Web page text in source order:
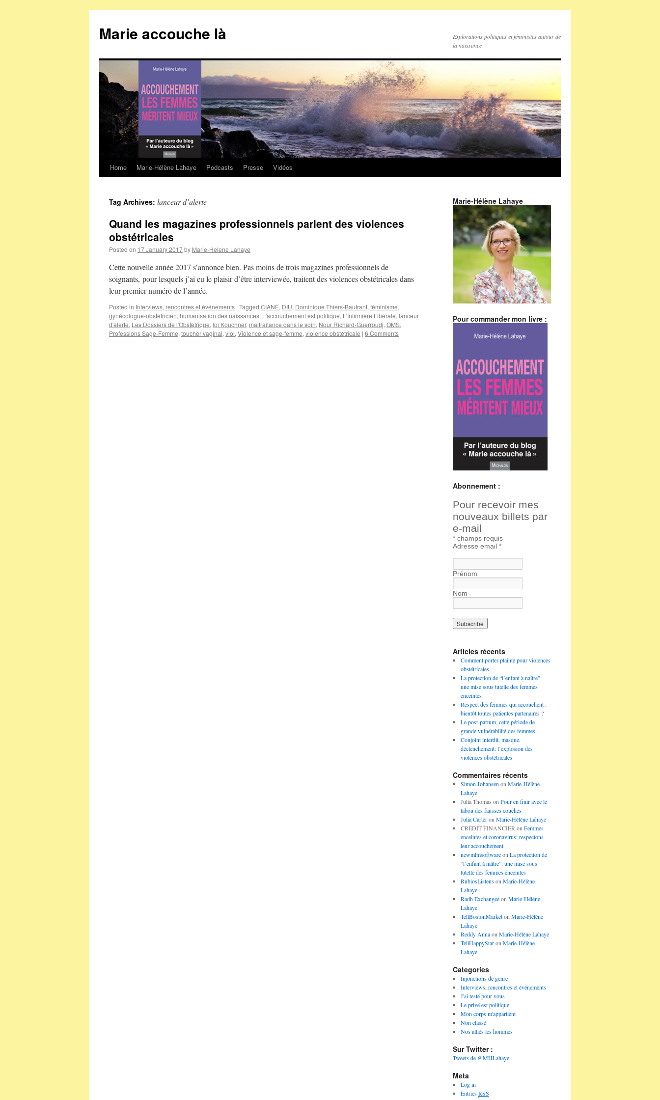
Marie accouche là
Explorations politiques et féministes autour de
la naissance
Skip
content
Home Marie-Hélène Lahaye Podcasts Presse Vidéos
Tag Archives: lanceur d’alerte
Quand les magazines professionnels parlent des violences
obstétricales
Posted on 17 January 2017by Marie-Helene Lahaye
Cette nouvelle année 2017 s’annonce bien. Pas moins de trois magazines professionnels de
soignants, pour lesquels j’ai eu le plaisir d’être interviewée, traitent des violences obstétricales dans
leur premier numéro de l’année.
Posted in Interviews, rencontres et événements | Tagged CIANE, DIU, Dominique Thiers-Bautrant, féminisme,
gynécologue-obstétricien, humanisation des naissances, L'accouchement est politique, L'Infirmière Libérale, lanceur
d'alerte, Les Dossiers de l'Obstétrique, loi Kouchner, maltraitance dans le soin, Nour Richard-Guerroudj, OMS,
Professions Sage-Femme, toucher vaginal, viol, Violence et sage-femme, violence obstétricale | 6 Comments
Marie-Hélène Lahaye
Pour commander mon livre :
Abonnement :
Pour recevoir mes
nouveaux billets par
e-mail
* champs requis
Adresse email *
Prénom
Nom
Articles récents
Comment porter plainte pour violences
obstétricales
La protection de “l’enfant à naître”:
une mise sous tutelle des femmes
enceintes
Respect des femmes qui accouchent :
bientôt toutes patientes partenaires ?
Le post-partum, cette période de
grande vulnérabilité des femmes
Conjoint interdit, masque,
déclenchement: l’explosion des
violences obstétricales
Commentaires récents
Simon Johansen on Marie-Hélène
Lahaye
Julia Thomas on Pour en finir avec le
tabou des fausses couches
Julia Carteron Marie-Hélène Lahaye
CREDIT FINANCIER on Femmes
enceintes et coronavirus: respectons
leur accouchement
newmlmsoftwareon La protection de
“l’enfant à naître”: une mise sous
tutelle des femmes enceintes
RubiosListenson Marie-Hélène
Lahaye
Radh Exchangeeon Marie-Hélène
Lahaye
TellBostonMarketon Marie-Hélène
Lahaye
Reddy Annaon Marie-Hélène Lahaye
TellHappyStaron Marie-Hélène
Lahaye
Categories
Injonctions de genre
Interviews, rencontres et événements
J'ai testé pour vous
Le privé est politique
Mon corps m'appartient
Non classé
Nos alliés les hommes
Sur Twitter :
Tweets de @MHLahaye
Meta
Log in
EntriesRSS